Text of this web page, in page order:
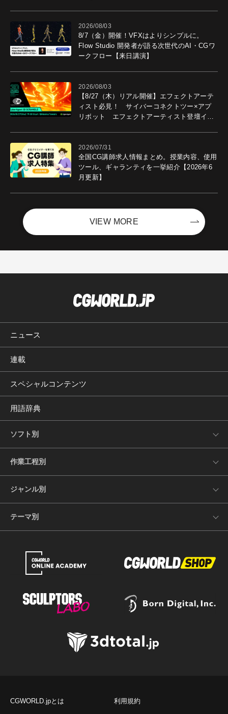
2026/08/03
8/7（金）開催！VFXはよりシンプルに。
Flow Studio 開発者が語る次世代のAI・CGワ
ークフロー【来日講演】
2026/08/03
【8/27（木）リアル開催】エフェクトアーテ
ィスト必見！ サイバーコネクトツー×アプ
リボット エフェクトアーティスト登壇イベ
2026/07/31
全国CG講師求人情報まとめ。授業内容、使用
ツール、ギャランティを一挙紹介【2026年6
月更新】
VIEW MORE
ニュース
連載
スペシャルコンテンツ
用語辞典
ソフト別
作業工程別
ジャンル別
テーマ別
CGWORLD.jpとは 利用規約